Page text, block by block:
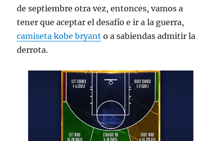
de septiembre otra vez, entonces, vamos a
tener que aceptar el desafío e ir a la guerra,
camiseta kobe bryant o a sabiendas admitir la
derrota.